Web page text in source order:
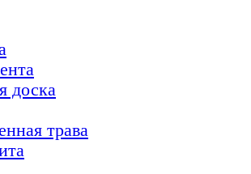
доска
трава